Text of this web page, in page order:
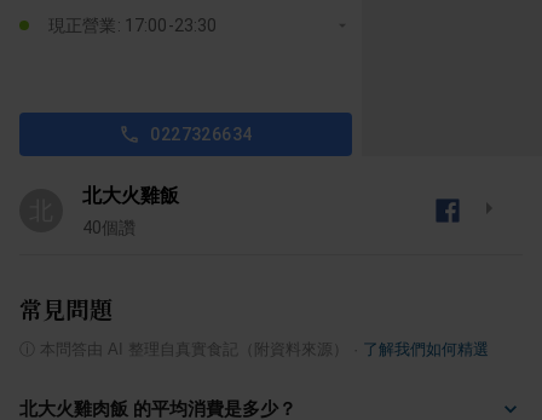
現正營業: 17:00-23:30
0227326634
北大火雞飯
40個讚
常見問題
本問答由 AI 整理自真實食記（附資料來源） 了解我們如何精選
北大火雞肉飯 的平均消費是多少？